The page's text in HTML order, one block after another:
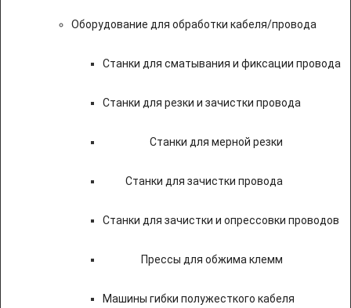
Оборудование для обработки кабеля/провода
Станки для сматывания и фиксации провода
Станки для резки и зачистки провода
Станки для мерной резки
Станки для зачистки провода
Станки для зачистки и опрессовки проводов
Прессы для обжима клемм
Машины гибки полужесткого кабеля